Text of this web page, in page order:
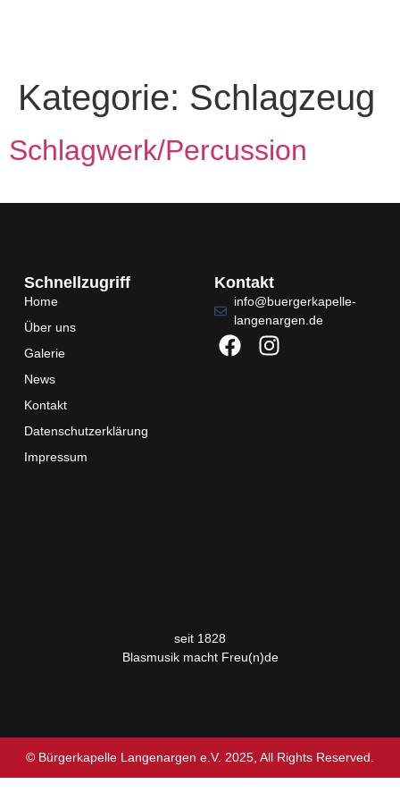
Kategorie: Schlagzeug
Schlagwerk/Percussion
seit 1828
Blasmusik macht Freu(n)de
Schnellzugriff
Home
Über uns
Galerie
News
Kontakt
Datenschutzerklärung
Impressum
Kontakt
info@buergerkapelle-
langenargen.de
© Bürgerkapelle Langenargen e.V. 2025, All Rights Reserved.